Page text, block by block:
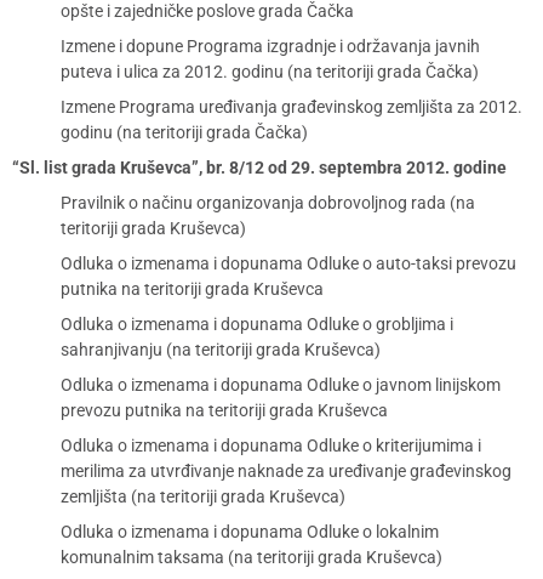
opšte i zajedničke poslove grada Čačka
Izmene i dopune Programa izgradnje i održavanja javnih
puteva i ulica za 2012. godinu (na teritoriji grada Čačka)
Izmene Programa uređivanja građevinskog zemljišta za 2012.
godinu (na teritoriji grada Čačka)
“Sl. list grada Kruševca”, br. 8/12 od 29. septembra 2012. godine
Pravilnik o načinu organizovanja dobrovoljnog rada (na
teritoriji grada Kruševca)
Odluka o izmenama i dopunama Odluke o auto-taksi prevozu
putnika na teritoriji grada Kruševca
Odluka o izmenama i dopunama Odluke o grobljima i
sahranjivanju (na teritoriji grada Kruševca)
Odluka o izmenama i dopunama Odluke o javnom linijskom
prevozu putnika na teritoriji grada Kruševca
Odluka o izmenama i dopunama Odluke o kriterijumima i
merilima za utvrđivanje naknade za uređivanje građevinskog
zemljišta (na teritoriji grada Kruševca)
Odluka o izmenama i dopunama Odluke o lokalnim
komunalnim taksama (na teritoriji grada Kruševca)